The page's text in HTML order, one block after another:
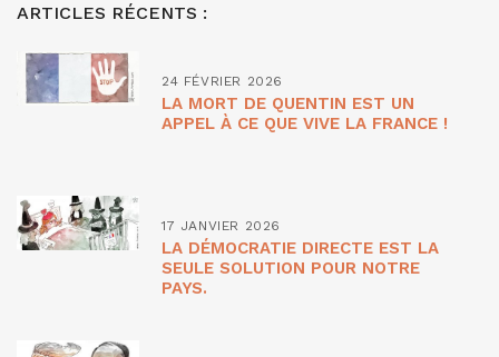
ARTICLES RÉCENTS :
24 FÉVRIER 2026
LA MORT DE QUENTIN EST UN
APPEL À CE QUE VIVE LA FRANCE !
17 JANVIER 2026
LA DÉMOCRATIE DIRECTE EST LA
SEULE SOLUTION POUR NOTRE
PAYS.